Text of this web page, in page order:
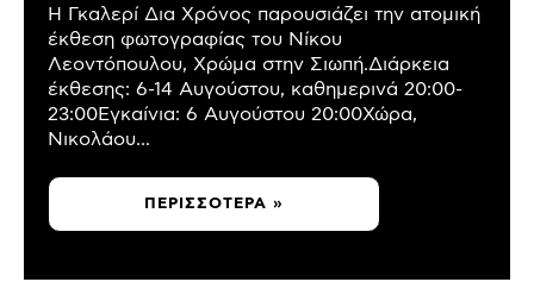
Η Γκαλερί Δια Χρόνος παρουσιάζει την ατομική
έκθεση φωτογραφίας του Νίκου
Λεοντόπουλου, Χρώμα στην Σιωπή.Διάρκεια
έκθεσης: 6-14 Αυγούστου, καθημερινά 20:00-
23:00Εγκαίνια: 6 Αυγούστου 20:00Χώρα,
Νικολάου...
ΠΕΡΙΣΣΌΤΕΡΑ »